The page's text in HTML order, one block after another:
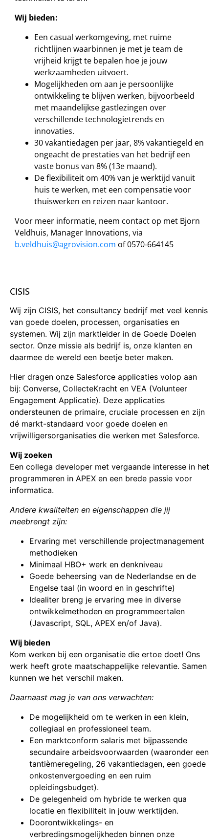
Wij bieden:
Een casual werkomgeving, met ruime
richtlijnen waarbinnen je met je team de
vrijheid krijgt te bepalen hoe je jouw
werkzaamheden uitvoert.
Mogelijkheden om aan je persoonlijke
ontwikkeling te blijven werken, bijvoorbeeld
met maandelijkse gastlezingen over
verschillende technologietrends en
innovaties.
30 vakantiedagen per jaar, 8% vakantiegeld en
ongeacht de prestaties van het bedrijf een
vaste bonus van 8% (13e maand).
De flexibiliteit om 40% van je werktijd vanuit
huis te werken, met een compensatie voor
thuiswerken en reizen naar kantoor.
Voor meer informatie, neem contact op met Bjorn
Veldhuis, Manager Innovations, via
b.veldhuis@agrovision.com of 0570-664145
CISIS
Wij zijn CISIS, het consultancy bedrijf met veel kennis
van goede doelen, processen, organisaties en
systemen. Wij zijn marktleider in de Goede Doelen
sector. Onze missie als bedrijf is, onze klanten en
daarmee de wereld een beetje beter maken.
Hier dragen onze Salesforce applicaties volop aan
bij: Converse, CollecteKracht en VEA (Volunteer
Engagement Applicatie). Deze applicaties
ondersteunen de primaire, cruciale processen en zijn
dé markt-standaard voor goede doelen en
vrijwilligersorganisaties die werken met Salesforce.
Wij zoeken
Een collega developer met vergaande interesse in het
programmeren in APEX en een brede passie voor
informatica.
Andere kwaliteiten en eigenschappen die jij
meebrengt zijn:
Ervaring met verschillende projectmanagement
methodieken
Minimaal HBO+ werk en denkniveau
Goede beheersing van de Nederlandse en de
Engelse taal (in woord en in geschrifte)
Idealiter breng je ervaring mee in diverse
ontwikkelmethoden en programmeertalen
(Javascript, SQL, APEX en/of Java).
Wij bieden
Kom werken bij een organisatie die ertoe doet! Ons
werk heeft grote maatschappelijke relevantie. Samen
kunnen we het verschil maken.
Daarnaast mag je van ons verwachten:
De mogelijkheid om te werken in een klein,
collegiaal en professioneel team.
Een marktconform salaris met bijpassende
secundaire arbeidsvoorwaarden (waaronder een
tantièmeregeling, 26 vakantiedagen, een goede
onkostenvergoeding en een ruim
opleidingsbudget).
De gelegenheid om hybride te werken qua
locatie en flexibiliteit in jouw werktijden.
Doorontwikkelings- en
verbredingsmogelijkheden binnen onze